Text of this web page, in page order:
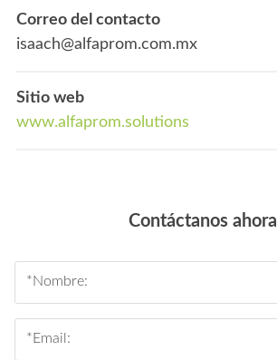
Correo del contacto
isaach@alfaprom.com.mx
Sitio web
www.alfaprom.solutions
Contáctanos ahora